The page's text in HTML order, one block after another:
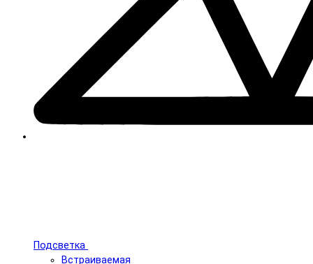
Подсветка
Встраиваемая